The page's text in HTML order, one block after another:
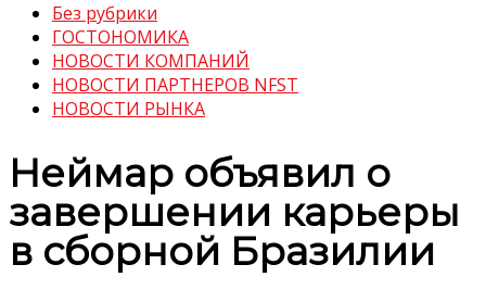
Без рубрики
ГОСТОНОМИКА
НОВОСТИ КОМПАНИЙ
НОВОСТИ ПАРТНЕРОВ NFST
НОВОСТИ РЫНКА
Неймар объявил о
завершении карьеры
в сборной Бразилии